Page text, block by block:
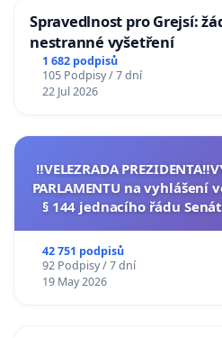
Spravedlnost pro Grejsí:
nestranné vyšetření
1 682 podpisů
105 Podpisy / 7 dní
22 Jul 2026
‼️VELEZRADA
PARLAMENTU na
§ 144 jednacího řádu
42 751 podpisů
92 Podpisy / 7 dní
19 May 2026